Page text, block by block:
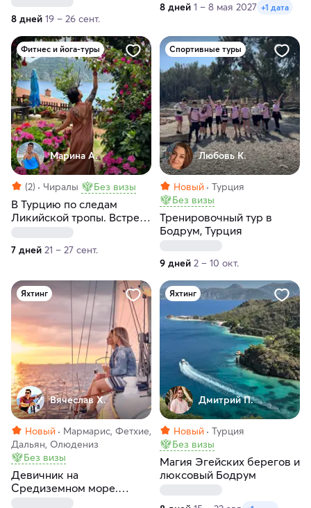
8 дней 19 – 26 сент.
8 дней 1 – 8 мая 2027 +1 дата
Фитнес и йога-туры
Марина А.
(2) Чиралы Без визы
В Турцию по следам
Ликийской тропы. Встреча
7 дней 21 – 27 сент.
Спортивные туры
Любовь К.
Новый
Турция
Без визы
Тренировочный тур в
Бодрум, Турция
9 дней 2 – 10 окт.
Яхтинг
Вячеслав Х.
Новый
Мармарис, Фетхие,
Дальян, Олюдениз
Без визы
Девичник на
Средиземном море.
Яхтинг
Дмитрий П.
Новый
Турция
Без визы
Магия Эгейских берегов и
люксовый Бодрум